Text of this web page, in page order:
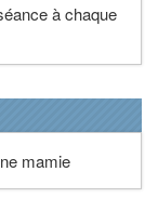
à chaque
mamie